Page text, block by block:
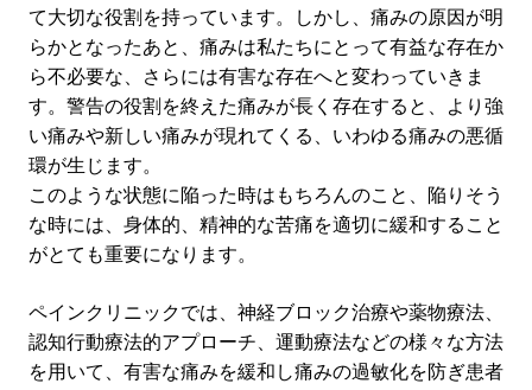
て大切な役割を持っています。しかし、痛みの原因が明
らかとなったあと、痛みは私たちにとって有益な存在か
ら不必要な、さらには有害な存在へと変わっていきま
す。警告の役割を終えた痛みが長く存在すると、より強
い痛みや新しい痛みが現れてくる、いわゆる痛みの悪循
環が生じます。
このような状態に陥った時はもちろんのこと、陥りそう
な時には、身体的、精神的な苦痛を適切に緩和すること
がとても重要になります。
ペインクリニックでは、神経ブロック治療や薬物療法、
認知行動療法的アプローチ、運動療法などの様々な方法
を用いて、有害な痛みを緩和し痛みの過敏化を防ぎ患者